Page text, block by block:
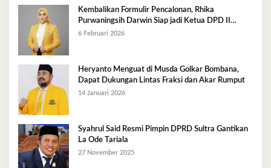
Kembalikan Formulir Pencalonan, Rhika
Purwaningsih Darwin Siap jadi Ketua DPD II
Golkar Mubar
6 Februari 2026
Heryanto Menguat di Musda Golkar Bombana,
Dapat Dukungan Lintas Fraksi dan Akar Rumput
14 Januari 2026
Syahrul Said Resmi Pimpin DPRD Sultra Gantikan
La Ode Tariala
27 November 2025